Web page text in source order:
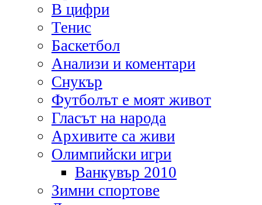
В цифри
Тенис
Баскетбол
Анализи и коментари
Снукър
Футболът е моят живот
Гласът на народа
Архивите са живи
Олимпийски игри
Ванкувър 2010
Зимни спортове